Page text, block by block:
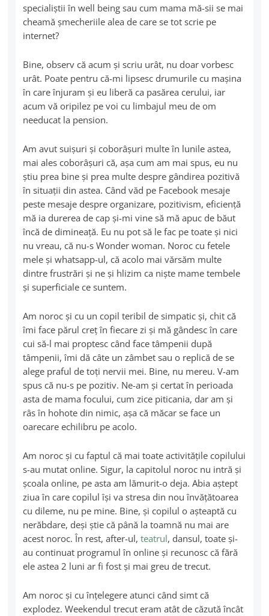
specialiştii în well being sau cum mama mă-sii se mai
cheamă şmecheriile alea de care se tot scrie pe
internet?
Bine, observ că acum şi scriu urât, nu doar vorbesc
urât. Poate pentru că-mi lipsesc drumurile cu maşina
în care înjuram şi eu liberă ca pasărea cerului, iar
acum vă oripilez pe voi cu limbajul meu de om
needucat la pension.
Am avut suişuri şi coborâşuri multe în lunile astea,
mai ales coborâşuri că, aşa cum am mai spus, eu nu
ştiu prea bine şi prea multe despre gândirea pozitivă
în situaţii din astea. Când văd pe Facebook mesaje
peste mesaje despre organizare, pozitivism, eficienţă
mă ia durerea de cap şi-mi vine să mă apuc de băut
încă de dimineaţă. Eu nu pot să le fac pe toate şi nici
nu vreau, că nu-s Wonder woman. Noroc cu fetele
mele şi whatsapp-ul, că acolo mai vărsăm multe
dintre frustrări şi ne şi hlizim ca nişte mame tembele
şi superficiale ce suntem.
Am noroc şi cu un copil teribil de simpatic şi, chit că
îmi face părul creţ în fiecare zi şi mă gândesc în care
cui să-l mai proptesc când face tâmpenii după
tâmpenii, îmi dă câte un zâmbet sau o replică de se
alege praful de toţi nervii mei. Bine, nu mereu. V-am
spus că nu-s pe pozitiv. Ne-am şi certat în perioada
asta de mama focului, cum zice piticania, dar am şi
râs în hohote din nimic, aşa că măcar se face un
oarecare echilibru pe acolo.
Am noroc şi cu faptul că mai toate activităţile copilului
s-au mutat online. Sigur, la capitolul noroc nu intră şi
şcoala online, pe asta am lămurit-o deja. Abia aştept
ziua în care copilul îşi va stresa din nou învăţătoarea
cu dileme, nu pe mine. Bine, şi copilul o aşteaptă cu
nerăbdare, deşi ştie că până la toamnă nu mai are
acest noroc. În rest, after-ul,teatrul, dansul, toate şi-
au continuat programul în online şi recunosc că fără
ele astea 2 luni ar fi fost şi mai greu de trecut.
Am noroc şi cu înţelegere atunci când simt că
explodez. Weekendul trecut eram atât de căzută încât